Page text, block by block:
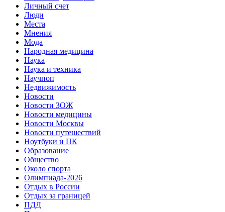
Личный счет
Люди
Места
Мнения
Мода
Народная медицина
Наука
Наука и техника
Научпоп
Недвижимость
Новости
Новости ЗОЖ
Новости медицины
Новости Москвы
Новости путешествий
Ноутбуки и ПК
Образование
Общество
Около спорта
Олимпиада-2026
Отдых в России
Отдых за границей
ПДД